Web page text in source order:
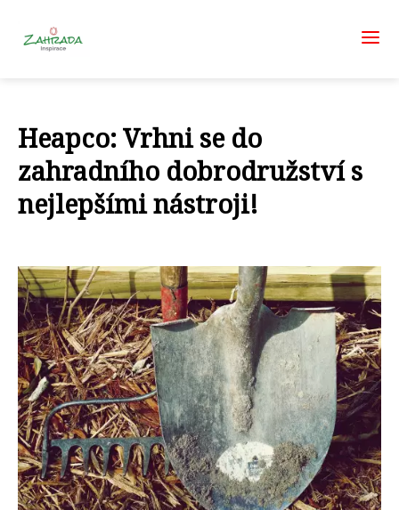
Heapco: Vrhni se do
zahradního dobrodružství s
nejlepšími nástroji!